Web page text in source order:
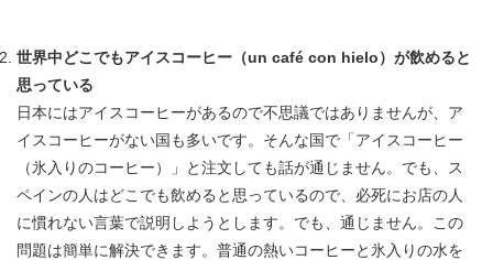
世界中どこでもアイスコーヒー（un café con hielo）が飲めると
思っている
日本にはアイスコーヒーがあるので不思議ではありませんが、ア
イスコーヒーがない国も多いです。そんな国で「アイスコーヒー
（氷入りのコーヒー）」と注文しても話が通じません。でも、ス
ペインの人はどこでも飲めると思っているので、必死にお店の人
に慣れない言葉で説明しようとします。でも、通じません。この
問題は簡単に解決できます。普通の熱いコーヒーと氷入りの水を